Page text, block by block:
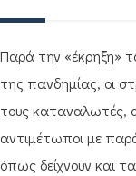
Παρά την «έκρηξη»
της πανδημίας, οι
τους καταναλωτές,
αντιμέτωποι με
όπως δείχνουν και